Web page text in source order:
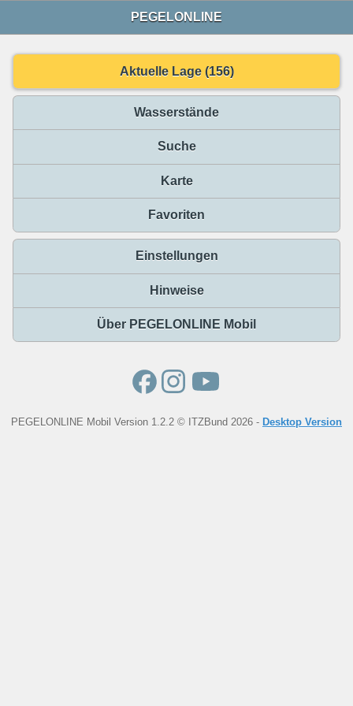
PEGELONLINE
Aktuelle Lage (156)
Wasserstände
Suche
Karte
Favoriten
Einstellungen
Hinweise
Über PEGELONLINE Mobil
PEGELONLINE Mobil Version 1.2.2 © ITZBund 2026 - Desktop Version